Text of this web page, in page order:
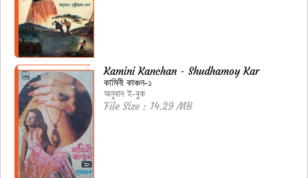
Kamini Kanchan - Shudhamoy Kar
কামিনী কাঞ্চন-১
অনুবাদ ই-বুক
File Size : 14.29 MB